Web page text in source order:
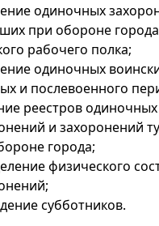
одиночных
при обороне города
рабочего полка;
одиночных
и послевоенного
реестров
и захоронений
города;
физического
субботников.